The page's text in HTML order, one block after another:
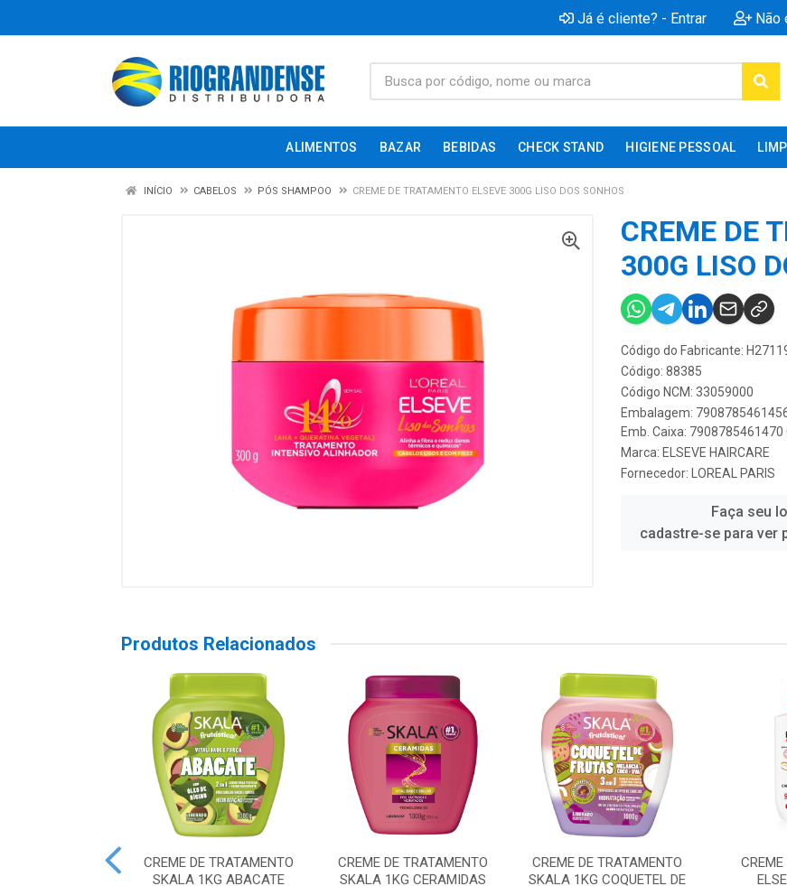
Já é cliente? - Entrar Não
ALIMENTOS BAZAR BEBIDAS CHECK STAND HIGIENE PESSOAL
INÍCIO CABELOS PÓS SHAMPOO CREME DE TRATAMENTO ELSEVE 300G LISO DOS SONHOS
CREME DE
300G LISO
Código do Fabricante:
Código: 88385
Código NCM: 33059000
Embalagem:
Emb. Caixa: 7908785461470
Marca: ELSEVE HAIRCARE
Fornecedor:
LOREAL PARIS
Faça seu
cadastre-se para ver
Produtos Relacionados
CREME DE TRATAMENTO
SKALA 1KG ABACATE
CREME DE TRATAMENTO
SKALA 1KG CERAMIDAS
CREME DE TRATAMENTO
SKALA 1KG COQUETEL DE